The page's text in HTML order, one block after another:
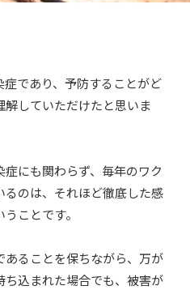
であり、予防することがど
していただけたと思いま
にも関わらず、毎年のワク
のは、それほど徹底した感
ことです。
ることを保ちながら、万が
込まれた場合でも、被害が